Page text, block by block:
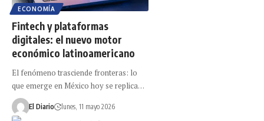
ECONOMÍA
Fintech y plataformas
digitales: el nuevo motor
económico latinoamericano
El fenómeno trasciende fronteras: lo
que emerge en México hoy se replica…
El Diario lunes, 11 mayo 2026